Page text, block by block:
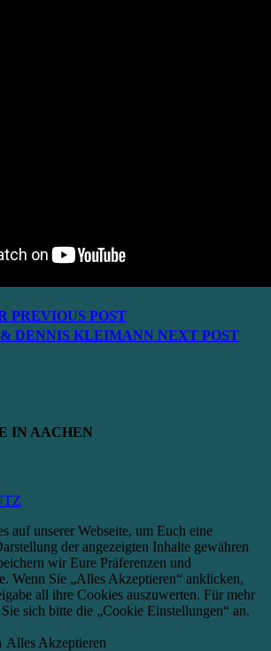
PREVIOUS POST
DENNIS KLEIMANN NEXT POST
IN AACHEN
auf unserer Webseite, um Euch eine
der angezeigten Inhalte gewähren
wir Eure Präferenzen und
Wenn Sie „Alles Akzeptieren“ anklicken,
all ihre Cookies auszuwerten. Für mehr
sich bitte die „Cookie Einstellungen“ an.
Alles Akzeptieren